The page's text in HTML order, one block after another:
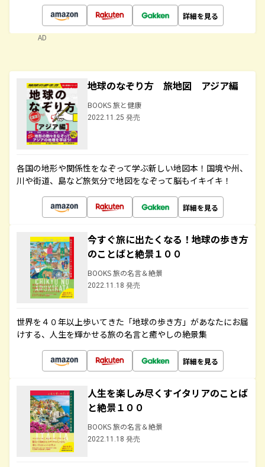
詳細を見る
AD
地球のなぞり方 旅地図 アジア編
BOOKS 旅と健康
2022.11.25 発売
各国の地形や関係性をなぞって学ぶ新しい地図本！国境や州、
川や街道、島など旅気分で地図をなぞって脳もイキイキ！
詳細を見る
今すぐ旅に出たくなる！地球の歩き方
のことばと絶景１００
BOOKS 旅の名言＆絶景
2022.11.18 発売
世界を４０年以上歩いてきた「地球の歩き方」があなたにお届
けする、人生を輝かせる旅の名言と癒やしの絶景集
詳細を見る
人生を楽しみ尽くすイタリアのことば
と絶景１００
BOOKS 旅の名言＆絶景
2022.11.18 発売